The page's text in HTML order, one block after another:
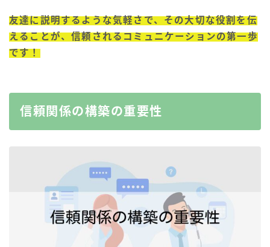
友達に説明するような気軽さで、その大切な役割を伝
えることが、信頼されるコミュニケーションの第一歩
です！
信頼関係の構築の重要性